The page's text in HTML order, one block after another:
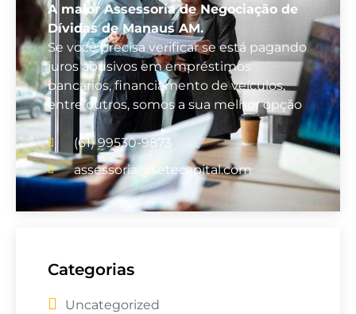
A maior Assessoria de Negociação de
Dívidas de Manaus AM.
Se você precisa verificar se está pagando
juros abusivos em empréstimos
bancários, financiamento de veículos,
entre outros, somos a sua melhor opção
(61) 99530-9873
assessoria@setecapital.com
Categorias
Uncategorized